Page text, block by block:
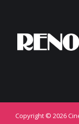
Copyright © 2026